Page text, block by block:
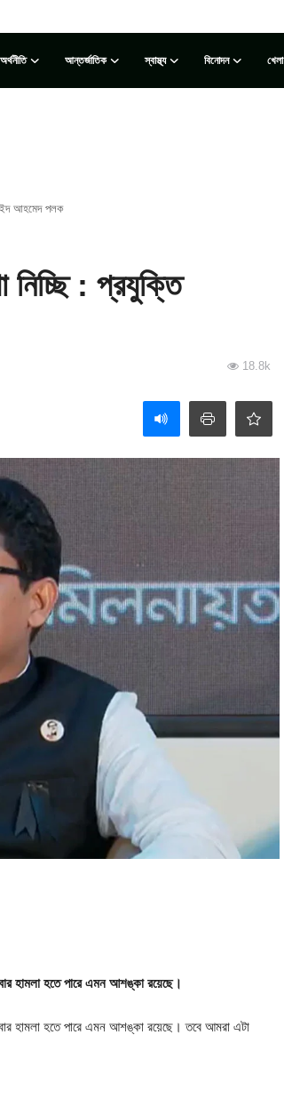
অর্থনীতি আন্তর্জাতিক স্বাস্থ্য বিনোদন খেলা
আহমেদ পলক
নিচ্ছি : প্রযুক্তি
18.8k
হামলা হতে পারে এমন আশঙ্কা রয়েছে।
হামলা হতে পারে এমন আশঙ্কা রয়েছে। তবে আমরা এটা